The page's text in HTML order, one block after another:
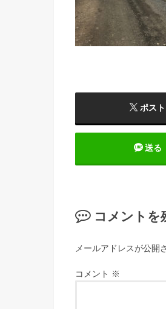
ポスト
送る
コメントを
メールアドレスが公開
コメント ※